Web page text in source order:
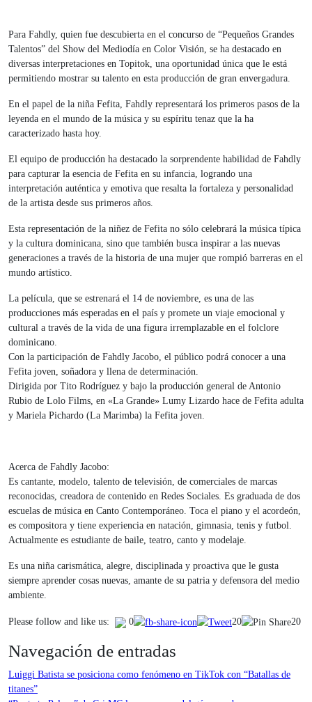
Para Fahdly, quien fue descubierta en el concurso de “Pequeños Grandes
Talentos” del Show del Mediodía en Color Visión, se ha destacado en
diversas interpretaciones en Topitok, una oportunidad única que le está
permitiendo mostrar su talento en esta producción de gran envergadura.
En el papel de la niña Fefita, Fahdly representará los primeros pasos de la
leyenda en el mundo de la música y su espíritu tenaz que la ha
caracterizado hasta hoy.
El equipo de producción ha destacado la sorprendente habilidad de Fahdly
para capturar la esencia de Fefita en su infancia, logrando una
interpretación auténtica y emotiva que resalta la fortaleza y personalidad
de la artista desde sus primeros años.
Esta representación de la niñez de Fefita no sólo celebrará la música típica
y la cultura dominicana, sino que también busca inspirar a las nuevas
generaciones a través de la historia de una mujer que rompió barreras en el
mundo artístico.
La película, que se estrenará el 14 de noviembre, es una de las
producciones más esperadas en el país y promete un viaje emocional y
cultural a través de la vida de una figura irremplazable en el folclore
dominicano.
Con la participación de Fahdly Jacobo, el público podrá conocer a una
Fefita joven, soñadora y llena de determinación.
Dirigida por Tito Rodríguez y bajo la producción general de Antonio
Rubio de Lolo Films, en «La Grande» Lumy Lizardo hace de Fefita adulta
y Mariela Pichardo (La Marimba) la Fefita joven.
Acerca de Fahdly Jacobo:
Es cantante, modelo, talento de televisión, de comerciales de marcas
reconocidas, creadora de contenido en Redes Sociales. Es graduada de dos
escuelas de música en Canto Contemporáneo. Toca el piano y el acordeón,
es compositora y tiene experiencia en natación, gimnasia, tenis y futbol.
Actualmente es estudiante de baile, teatro, canto y modelaje.
Es una niña carismática, alegre, disciplinada y proactiva que le gusta
siempre aprender cosas nuevas, amante de su patria y defensora del medio
ambiente.
Please follow and like us: 0 20 20
Navegación de entradas
Luiggi Batista se posiciona como fenómeno en TikTok con “Batallas de
titanes”